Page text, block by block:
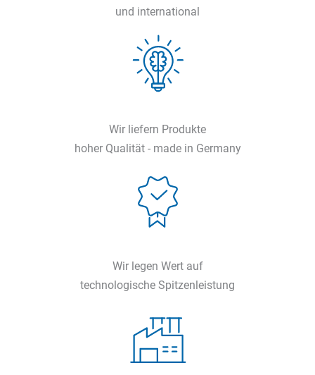
und international
Wir liefern Produkte
hoher Qualität - made in Germany
Wir legen Wert auf
technologische Spitzenleistung